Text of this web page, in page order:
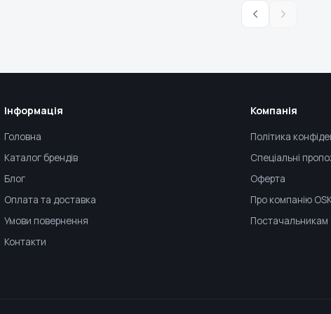
Інформація
Головна
Каталог брендів
Блог
Оплата та доставка
Умови повернення
Контакти
Компанія
Політика
Спеціальні
Оферта
Про компанію
Постачальникам